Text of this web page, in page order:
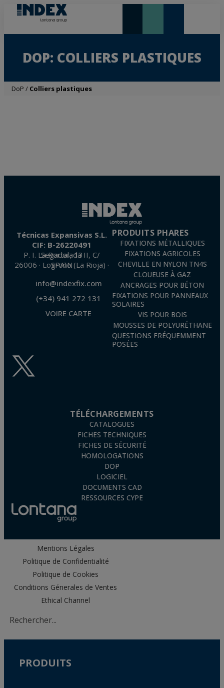
DOP: COLLIERS PLASTIQUES
DoP / Colliers plastiques
Técnicas Expansivas S.L.
CIF: B-26220491
P. I. La Portalada II, C/ Segador, 13
26006 · Logroño (La Rioja) · SPAIN
info@indexfix.com
(+34) 941 272 131
VOIRE CARTE
PRODUITS PHARES
FIXATIONS MÉTALLIQUES
FIXATIONS AGRICOLES
CHEVILLE EN NYLON TN4S
CLOUEUSE À GAZ
ANCRAGES POUR BÉTON
FIXATIONS POUR PANNEAUX
SOLAIRES
VIS POUR BOIS
MOUSSES DE POLYURÉTHANE
QUESTIONS FRÉQUEMMENT
POSÉES
TÉLÉCHARGEMENTS
CATALOGUES
FICHES TECHNIQUES
FICHES DE SÉCURITÉ
HOMOLOGATIONS
DOP
LOGICIEL
DOCUMENTS CAD
RESSOURCES CYPE
Mentions Légales
Politique de Confidentialité
Politique de Cookies
Conditions Génerales de Ventes
Ethical Channel
PRODUITS